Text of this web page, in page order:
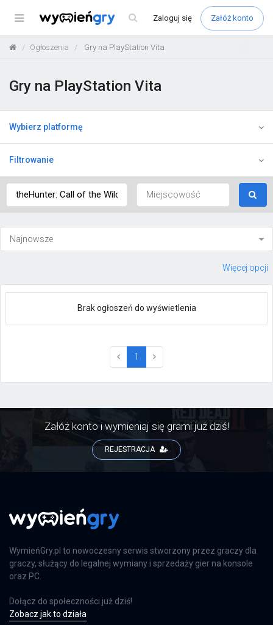
Menu Zaloguj się Załóż konto
Ogłoszenia Gry na PlayStation Vita
Gry na PlayStation Vita
Wybierz platformę
Filtrowanie
Więcej opcji
Brak ogłoszeń do wyświetlenia
1 (current)
Załóż konto i wymieniaj się grami już dziś!
REJESTRACJA
WymieńGry.pl to nowoczesny serwis stworzony przez graczy dla
graczy, służący do legalnej wymiany i sprzedaży gier na konsole
oraz PC.
Dołącz do społeczności już dziś!
Zobacz jak to działa